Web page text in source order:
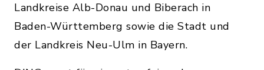
Landkreise Alb-Donau und Biberach in
Baden-Württemberg sowie die Stadt und
der Landkreis Neu-Ulm in Bayern.